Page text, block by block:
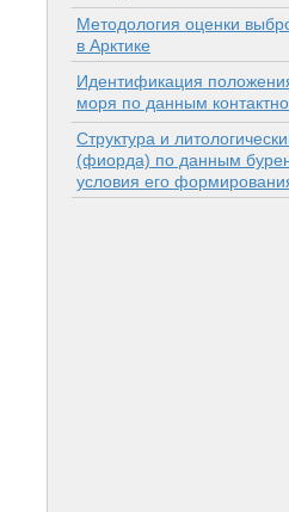
Методология оценки
в Арктике
Идентификация
моря по данным
Структура и
(фиорда) по данным
условия его